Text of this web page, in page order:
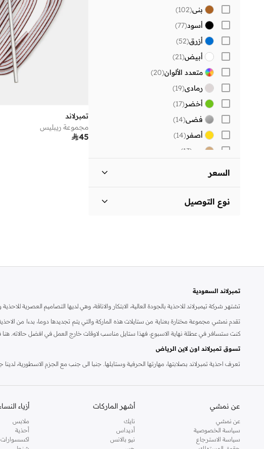
بني(
102
)
أسود(
77
)
أزرق(
52
)
أبيض(
21
)
متعدد الألوان(
20
)
رمادي(
19
)
أخضر(
17
)
فضي(
14
)
أصفر(
14
)
(
13
)
وردي
السعر

نوع التوصيل
تمبرلاند
مجموعة ريبليس
45
تمبرلاند السعودية
تشتهر شركة تيمبرلاند للاحذية بالجودة العالية، الابتكار والاناقة، وهي لديها التصاميم العصرية
تقدم نمشي مجموعة مختارة بعناية من ستايلات هذه الماركة والتي يتم تجديدها دوما، بدءا من
كنت ستسافر في عطلة نهاية الاسبوع، فهذا ستايل مناسب لاوقات خارج العمل في افضل حالاته. هنا
تسوق تمبرلاند اون لاين الرياض
تعرف احذية تمبرلاند بصلابتها، مهارتها الحرفية وستايلها. جنبا الى جنب مع الجزم الاسطورية،
عن نمشي
عن نمشي
سياسة الخصوصية
سياسة الاسترجاع
أشهر الماركات
نايك
أديداس
نيو بالانس
أزياء
ملابس
أحذية
اكسسوارات